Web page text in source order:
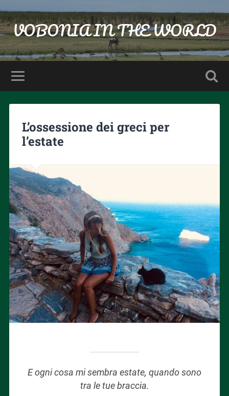
VOBONIA IN THE WORLD
L’ossessione dei greci per
l’estate
E ogni cosa mi sembra estate, quando sono
tra le tue braccia.